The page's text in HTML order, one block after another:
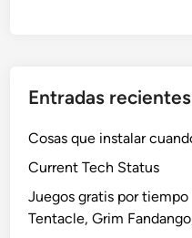
Entradas recientes
Cosas que instalar
Current Tech Status
Juegos gratis por
Tentacle, Grim